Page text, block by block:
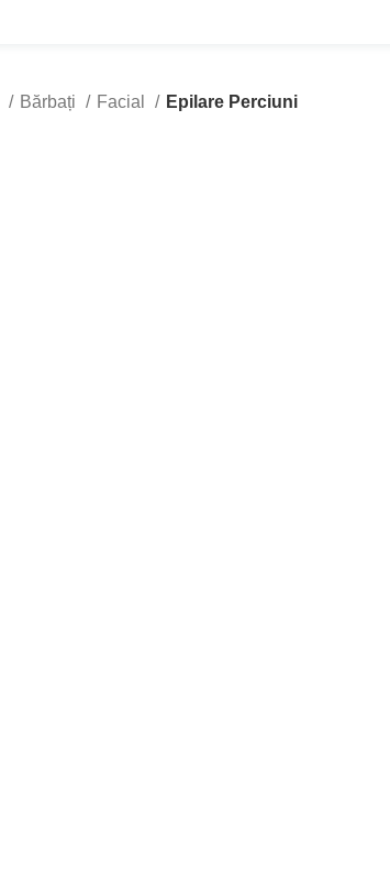
Bărbați Facial
Epilare Perciuni